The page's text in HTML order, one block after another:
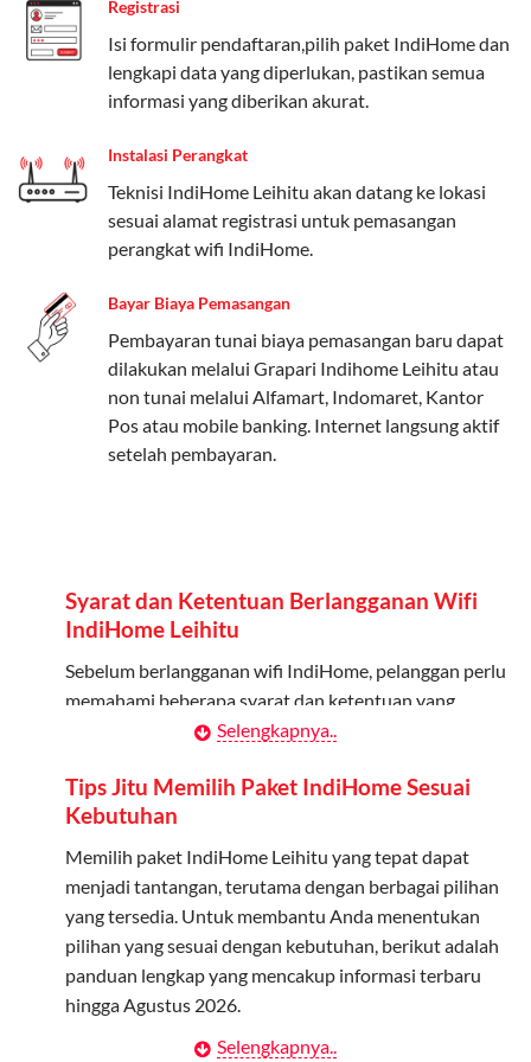
Paket Easy cocok untuk kebutuhan dasar, Paket
Complete untuk yang menginginkan fitur lengkap,
dan Paket Dynamic IP untuk pengguna yang
memprioritaskan kecepatan internet tinggi.
Paket Telkomsel One dengan Kuota Keluarga
Salah satu fitur unggulan Telkomsel One adalah Paket
Kuota Keluarga. Dengan kuota hingga 30 GB, Anda
bisa membagikan internet kepada anggota keluarga
atau teman tanpa perlu khawatir kehabisan kuota.
Berikut adalah detailnya:
Kuota Keluarga 30 GB
Kuota ini dapat digunakan secara bersama-sama oleh
Admin (pelanggan utama) dan anggota yang terdaftar.
Berlaku Nasional
untuk jaringan 2G, 3G, dan 4G.
Tidak Berlaku untuk Roaming
Kuota ini hanya bisa digunakan di dalam negeri.
Daftarkan Anggota: Admin dapat mendaftarkan anggota
melalui aplikasi MyTelkomsel atau website Telkomsel One.
Bagikan Kuota: Setelah terdaftar, anggota bisa langsung
menggunakan kuota keluarga.
Registrasi
Isi formulir pendaftaran,pilih paket IndiHome dan
lengkapi data yang diperlukan, pastikan semua
informasi yang diberikan akurat.
Instalasi Perangkat
Teknisi IndiHome Leihitu akan datang ke lokasi
sesuai alamat registrasi untuk pemasangan
perangkat wifi IndiHome.
Bayar Biaya Pemasangan
Pembayaran tunai biaya pemasangan baru dapat
dilakukan melalui Grapari Indihome Leihitu atau
non tunai melalui Alfamart, Indomaret, Kantor
Pos atau mobile banking. Internet langsung aktif
setelah pembayaran.
Syarat dan Ketentuan Berlangganan Wifi
IndiHome Leihitu
Sebelum berlangganan wifi IndiHome, pelanggan perlu
memahami beberapa syarat dan ketentuan yang
Kontrak Berlangganan
Pelanggan harus menandatangani Kontrak
Berlangganan yang mencakup data pelanggan, jenis
layanan indihome Leihitu yang dipilih, serta syarat dan
ketentuan yang berlaku. Kontrak ini dapat diubah atau
ditambah sesuai kebutuhan.
Biaya Pasang Baru (PSB)
Selengkapnya..
Tips Jitu Memilih Paket IndiHome Sesuai
Kebutuhan
Memilih paket IndiHome Leihitu yang tepat dapat
menjadi tantangan, terutama dengan berbagai pilihan
yang tersedia. Untuk membantu Anda menentukan
pilihan yang sesuai dengan kebutuhan, berikut adalah
panduan lengkap yang mencakup informasi terbaru
hingga Agustus 2026.
Selengkapnya..